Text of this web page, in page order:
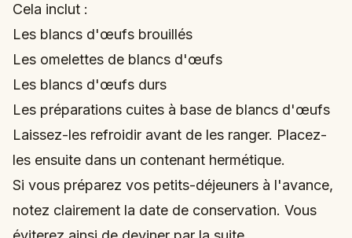
Cela inclut :
Les blancs d'œufs brouillés
Les omelettes de blancs d'œufs
Les blancs d'œufs durs
Les préparations cuites à base de blancs d'œufs
Laissez-les refroidir avant de les ranger. Placez-
les ensuite dans un contenant hermétique.
Si vous préparez vos petits-déjeuners à l'avance,
notez clairement la date de conservation. Vous